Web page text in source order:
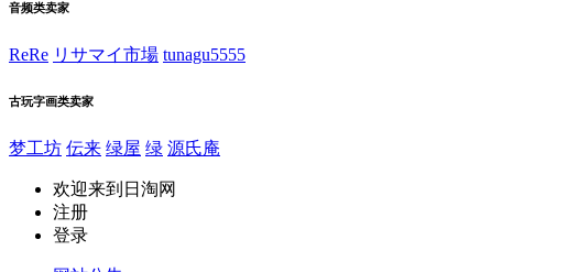
音频类卖家
ReRe リサマイ市場 tunagu5555
古玩字画类卖家
梦工坊 伝来 绿屋 绿 源氏庵
欢迎来到日淘网
注册
登录